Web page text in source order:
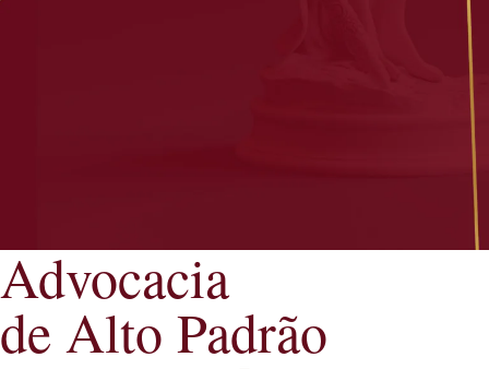
Advocacia
de Alto Padrão